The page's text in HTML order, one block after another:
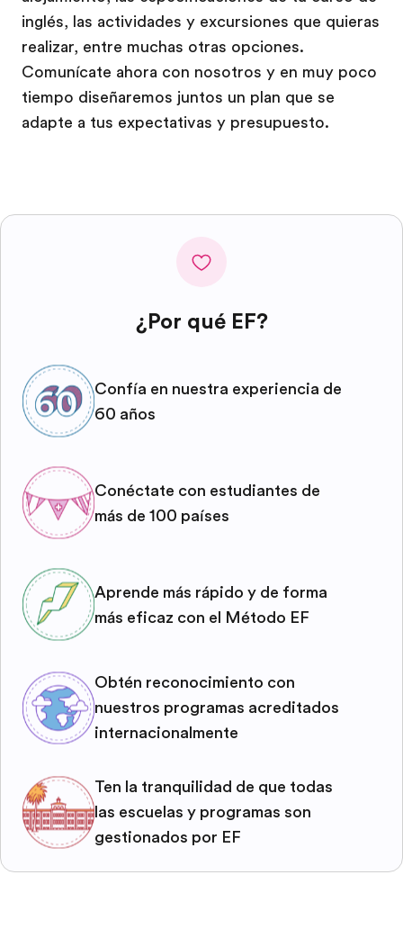
inglés, las actividades y excursiones que quieras
realizar, entre muchas otras opciones.
Comunícate ahora con nosotros y en muy poco
tiempo diseñaremos juntos un plan que se
adapte a tus expectativas y presupuesto.
¿Por qué EF?
Confía en nuestra experiencia de
60 años
Conéctate con estudiantes de
más de 100 países
Aprende más rápido y de forma
más eficaz con el Método EF
Obtén reconocimiento con
nuestros programas acreditados
internacionalmente
Ten la tranquilidad de que todas
las escuelas y programas son
gestionados por EF